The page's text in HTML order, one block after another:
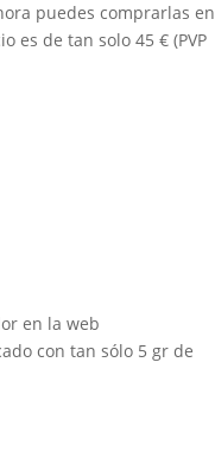
puedes comprarlas en
es de tan solo 45 € (PVP
en la web
con tan sólo 5 gr de